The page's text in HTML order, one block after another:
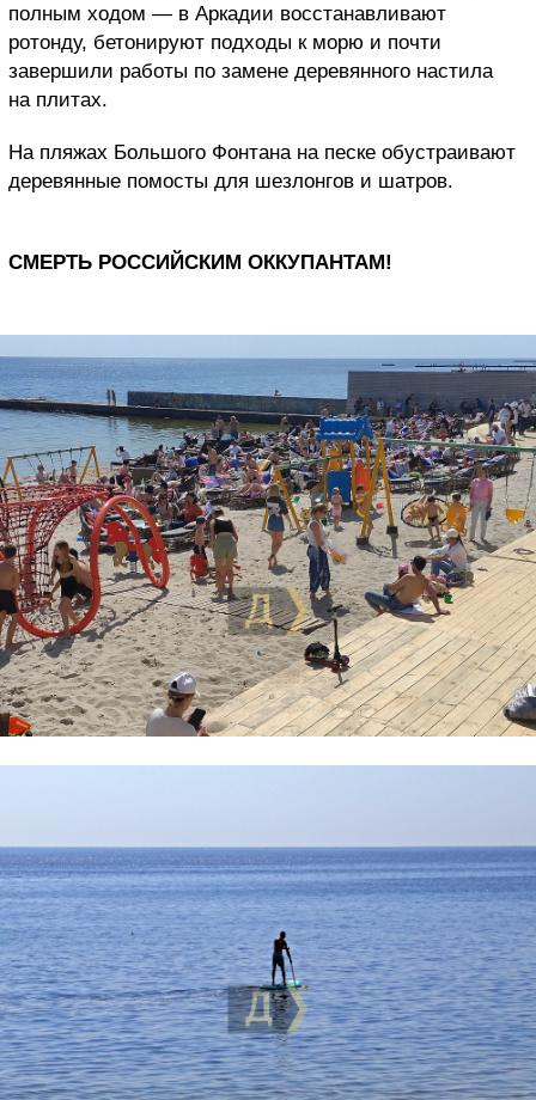
полным ходом — в Аркадии восстанавливают
ротонду, бетонируют подходы к морю и почти
завершили работы по замене деревянного настила
на плитах.
На пляжах Большого Фонтана на песке обустраивают
деревянные помосты для шезлонгов и шатров.
СМЕРТЬ РОССИЙСКИМ ОККУПАНТАМ!